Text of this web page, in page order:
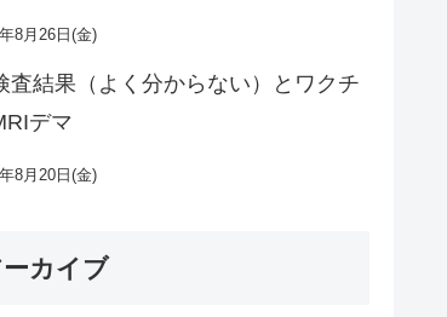
8月26日(金)
査結果（よく分からない）とワクチ
デマ
8月20日(金)
ーカイブ